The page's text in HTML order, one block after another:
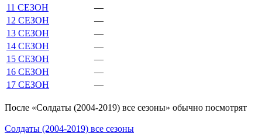
11 СЕЗОН
—
12 СЕЗОН
—
13 СЕЗОН
—
14 СЕЗОН
—
15 СЕЗОН
—
16 СЕЗОН
—
17 СЕЗОН
—
По­сле «Солдаты (2004-2019) все сезоны» обыч­но по­смот­рят
Солдаты (2004-2019) все сезоны